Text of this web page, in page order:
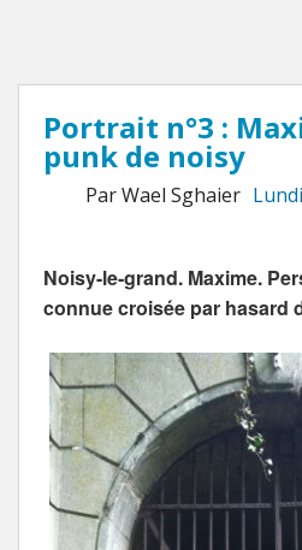
Portrait n°3 :
punk de noisy
Par Wael Sghaier
Noisy-le-grand. Maxime.
connue croisée par hasard